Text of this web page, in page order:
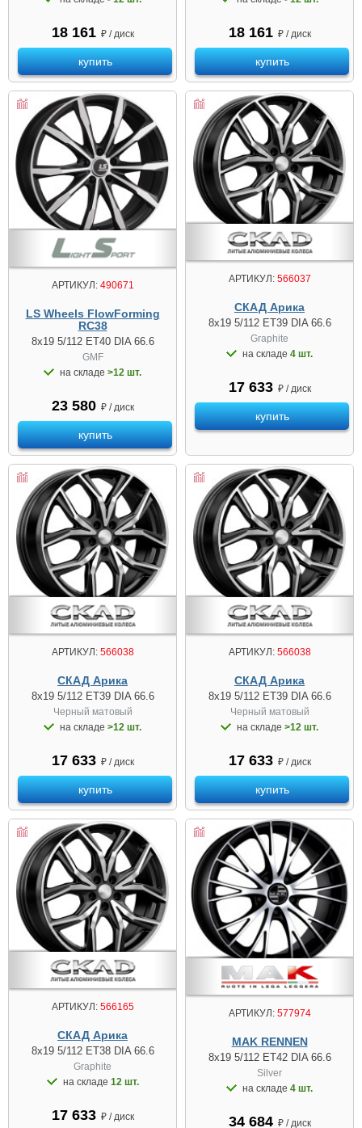
18 161 ₽ / диск
купить
18 161 ₽ / диск
купить
АРТИКУЛ:490671
LS Wheels FlowForming
RC38
8x19 5/112 ET40 DIA 66.6
GMF
на складе >12 шт.
23 580 ₽ / диск
купить
АРТИКУЛ:566037
СКАД Арика
8x19 5/112 ET39 DIA 66.6
Graphite
на складе 4 шт.
17 633 ₽ / диск
купить
АРТИКУЛ:566038
СКАД Арика
8x19 5/112 ET39 DIA 66.6
Черный матовый
на складе >12 шт.
17 633 ₽ / диск
купить
АРТИКУЛ:566038
СКАД Арика
8x19 5/112 ET39 DIA 66.6
Черный матовый
на складе >12 шт.
17 633 ₽ / диск
купить
АРТИКУЛ:566165
СКАД Арика
8x19 5/112 ET38 DIA 66.6
Graphite
на складе 12 шт.
17 633 ₽ / диск
АРТИКУЛ:577974
MAK RENNEN
8x19 5/112 ET42 DIA 66.6
Silver
на складе 4 шт.
34 684 ₽ / диск